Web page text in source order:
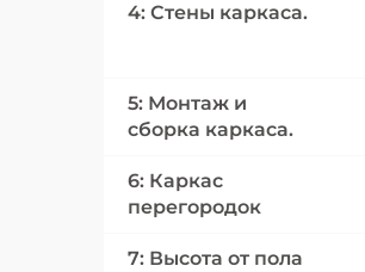
4: Стены каркаса.
5: Монтаж и
сборка каркаса.
6: Каркас
перегородок
7: Высота от пола